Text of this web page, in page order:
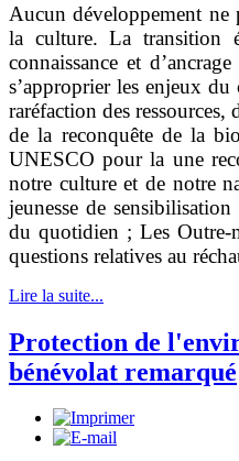
Aucun développement ne
la culture. La transition
connaissance et
s’approprier les enjeux
raréfaction des
de la reconquête de la
UNESCO pour la une
notre culture et de notre
jeunesse de
du quotidien ; Les Outre-
questions relatives au
Lire la suite...
Protection de
bénévolat remarqué